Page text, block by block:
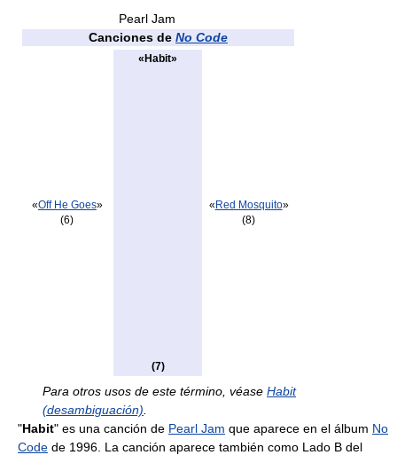
Pearl Jam
Canciones de No Code
«Off He Goes»
(6)
«Habit»
(7)
« Red Mosquito»
(8)
Para otros usos de este término, véase Habit
(desambiguación)
"Habit" es una canción de Pearl Jam que aparece en el álbum No
Code de 1996. La canción aparece también como Lado B del